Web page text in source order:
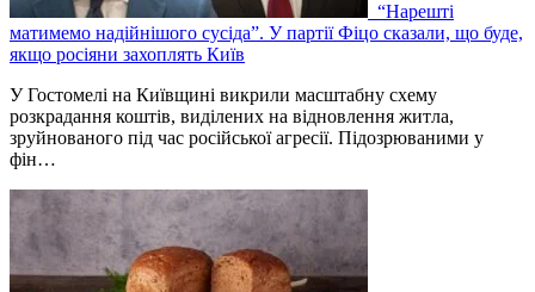
“Нарешті
матимемо надійнішого сусіда”. У партії Фіцо сказали, що буде,
якщо росіяни захоплять Київ
У Гостомелі на Київщині викрили масштабну схему
розкрадання коштів, виділених на відновлення житла,
зруйнованого під час російської агресії. Підозрюваними у
фін…